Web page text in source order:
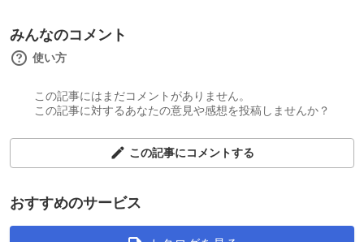
みんなのコメント
使い方
この記事にはまだコメントがありません。
この記事に対するあなたの意見や感想を投稿しませんか？
この記事にコメントする
おすすめのサービス